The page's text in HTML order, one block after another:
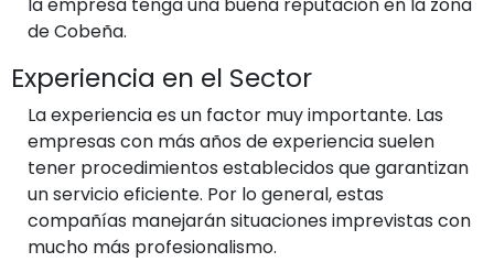
de Cobeña.
Experiencia en el Sector
La experiencia es un factor muy importante. Las
empresas con más años de experiencia suelen
tener procedimientos establecidos que garantizan
un servicio eficiente. Por lo general, estas
compañías manejarán situaciones imprevistas con
mucho más profesionalismo.